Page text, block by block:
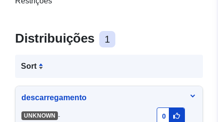
Distribuições 1
Sort
descarregamento
UNKNOWN - 0